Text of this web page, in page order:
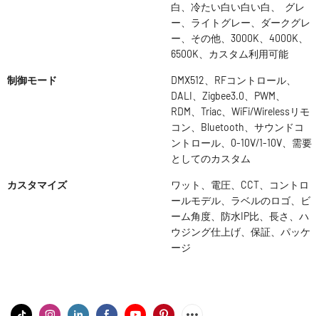
白、冷たい白い白い白、 グレ
ー、ライトグレー、ダークグレ
ー、その他、3000K、4000K、
6500K、カスタム利用可能
制御モード
DMX512、RFコントロール、
DALI、Zigbee3.0、PWM、
RDM、Triac、WiFi/Wirelessリモ
コン、Bluetooth、サウンドコ
ントロール、0-10V/1-10V、需要
としてのカスタム
カスタマイズ
ワット、電圧、CCT、コントロ
ールモデル、ラベルのロゴ、ビ
ーム角度、防水IP比、長さ、ハ
ウジング仕上げ、保証、パッケ
ージ